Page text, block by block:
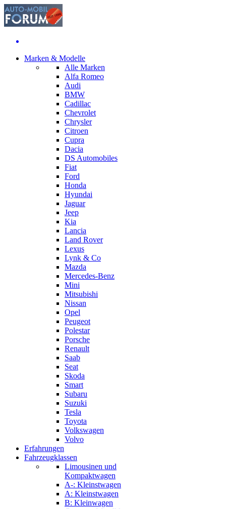
Marken & Modelle
Alle Marken
Alfa Romeo
Audi
BMW
Cadillac
Chevrolet
Chrysler
Citroen
Cupra
Dacia
DS Automobiles
Fiat
Ford
Honda
Hyundai
Jaguar
Jeep
Kia
Lancia
Land Rover
Lexus
Lynk & Co
Mazda
Mercedes-Benz
Mini
Mitsubishi
Nissan
Opel
Peugeot
Polestar
Porsche
Renault
Saab
Seat
Skoda
Smart
Subaru
Suzuki
Tesla
Toyota
Volkswagen
Volvo
Erfahrungen
Fahrzeugklassen
Limousinen und
Kompaktwagen
A-: Kleinstwagen
A: Kleinstwagen
B: Kleinwagen